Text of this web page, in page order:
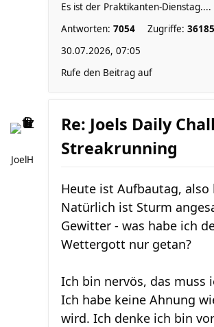
Es ist der Praktikanten-Dienstag....
Antworten: 7054 Zugriffe:
30.07.2026, 07:05
Rufe den Beitrag auf
JoelH
Re: Joels Daily
Streakrunning
Heute ist Aufbautag, also
Natürlich ist Sturm
Gewitter - was habe ich
Wettergott nur getan?
Ich bin nervös, das muss
Ich habe keine Ahnung
wird. Ich denke ich bin